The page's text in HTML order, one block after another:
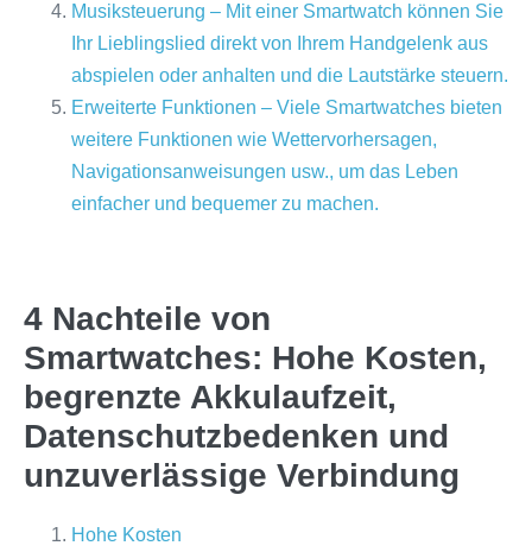
Musiksteuerung – Mit einer Smartwatch können Sie
Ihr Lieblingslied direkt von Ihrem Handgelenk aus
abspielen oder anhalten und die Lautstärke steuern.
Erweiterte Funktionen – Viele Smartwatches bieten
weitere Funktionen wie Wettervorhersagen,
Navigationsanweisungen usw., um das Leben
einfacher und bequemer zu machen.
4 Nachteile von
Smartwatches: Hohe Kosten,
begrenzte Akkulaufzeit,
Datenschutzbedenken und
unzuverlässige Verbindung
Hohe Kosten